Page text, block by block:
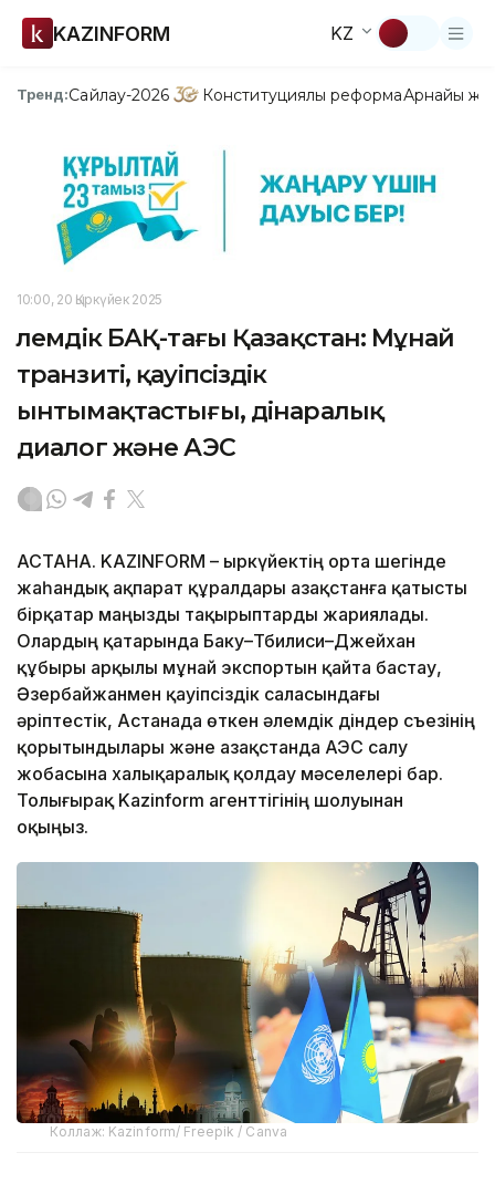
KAZINFORM KZ
Тренд:Сайлау-2026 Конституциялық реформаАрнайы
10:00, 20 Қыркүйек 2025
Әлемдік БАҚ-тағы Қазақстан: Мұнай
транзиті, қауіпсіздік
ынтымақтастығы, дінаралық
диалог және АЭС
АСТАНА. KAZINFORM – Қыркүйектің орта шегінде
жаһандық ақпарат құралдары Қазақстанға қатысты
бірқатар маңызды тақырыптарды жариялады.
Олардың қатарында Баку–Тбилиси–Джейхан
құбыры арқылы мұнай экспортын қайта бастау,
Әзербайжанмен қауіпсіздік саласындағы
әріптестік, Астанада өткен әлемдік діндер съезінің
қорытындылары және Қазақстанда АЭС салу
жобасына халықаралық қолдау мәселелері бар.
Толығырақ Kazinform агенттігінің шолуынан
оқыңыз.
Коллаж: Kazinform/ Freepik / Canva